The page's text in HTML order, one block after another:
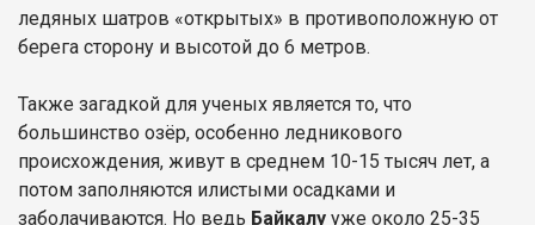
ледяных шатров «открытых» в противоположную от
берега сторону и высотой до 6 метров.
Также загадкой для ученых является то, что
большинство озёр, особенно ледникового
происхождения, живут в среднем 10-15 тысяч лет, а
потом заполняются илистыми осадками и
заболачиваются. Но ведь Байкалу уже около 25-35